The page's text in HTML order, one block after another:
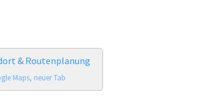
& Routenplanung
Maps, neuer Tab